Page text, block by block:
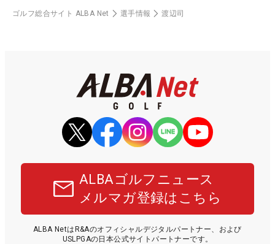
ゴルフ総合サイト ALBA Net 選手情報 渡辺司
ALBAゴルフニュース
メルマガ登録はこちら
ALBA NetはR&Aのオフィシャルデジタルパートナー、および
USLPGAの日本公式サイトパートナーです。